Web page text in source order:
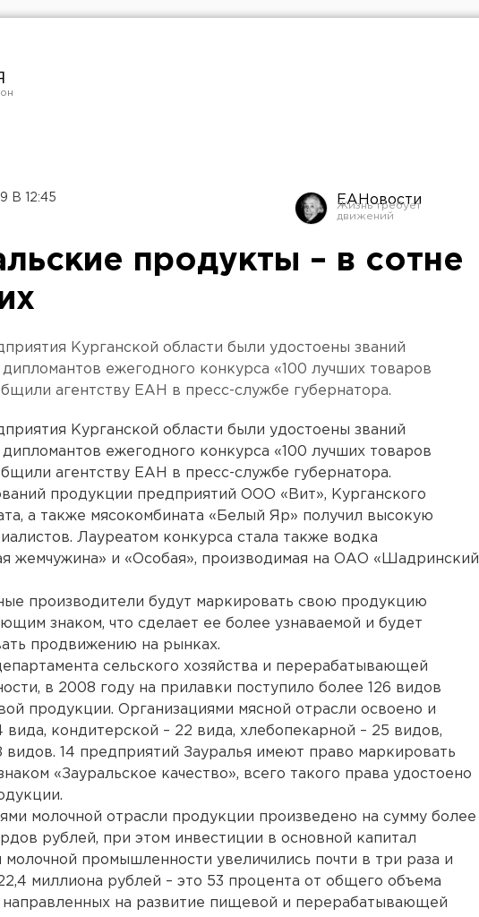
В 12:45 ЕАНовости
продукты – в сотне
Курганской области были удостоены званий
ежегодного конкурса «100 лучших товаров
агентству ЕАН в пресс-службе губернатора.
Курганской области были удостоены званий
ежегодного конкурса «100 лучших товаров
агентству ЕАН в пресс-службе губернатора.
продукции предприятий ООО «Вит», Курганского
а также мясокомбината «Белый Яр» получил высокую
Лауреатом конкурса стала также водка
жемчужина» и «Особая», производимая на ОАО «Шадринский
производители будут маркировать свою продукцию
знаком, что сделает ее более узнаваемой и будет
продвижению на рынках.
сельского хозяйства и перерабатывающей
в 2008 году на прилавки поступило более 126 видов
продукции. Организациями мясной отрасли освоено и
вида, кондитерской – 22 вида, хлебопекарной – 25 видов,
видов. 14 предприятий Зауралья имеют право маркировать
«Зауральское качество», всего такого права удостоено
молочной отрасли продукции произведено на сумму более
рублей, при этом инвестиции в основной капитал
молочной промышленности увеличились почти в три раза и
миллиона рублей – это 53 процента от общего объема
направленных на развитие пищевой и перерабатывающей